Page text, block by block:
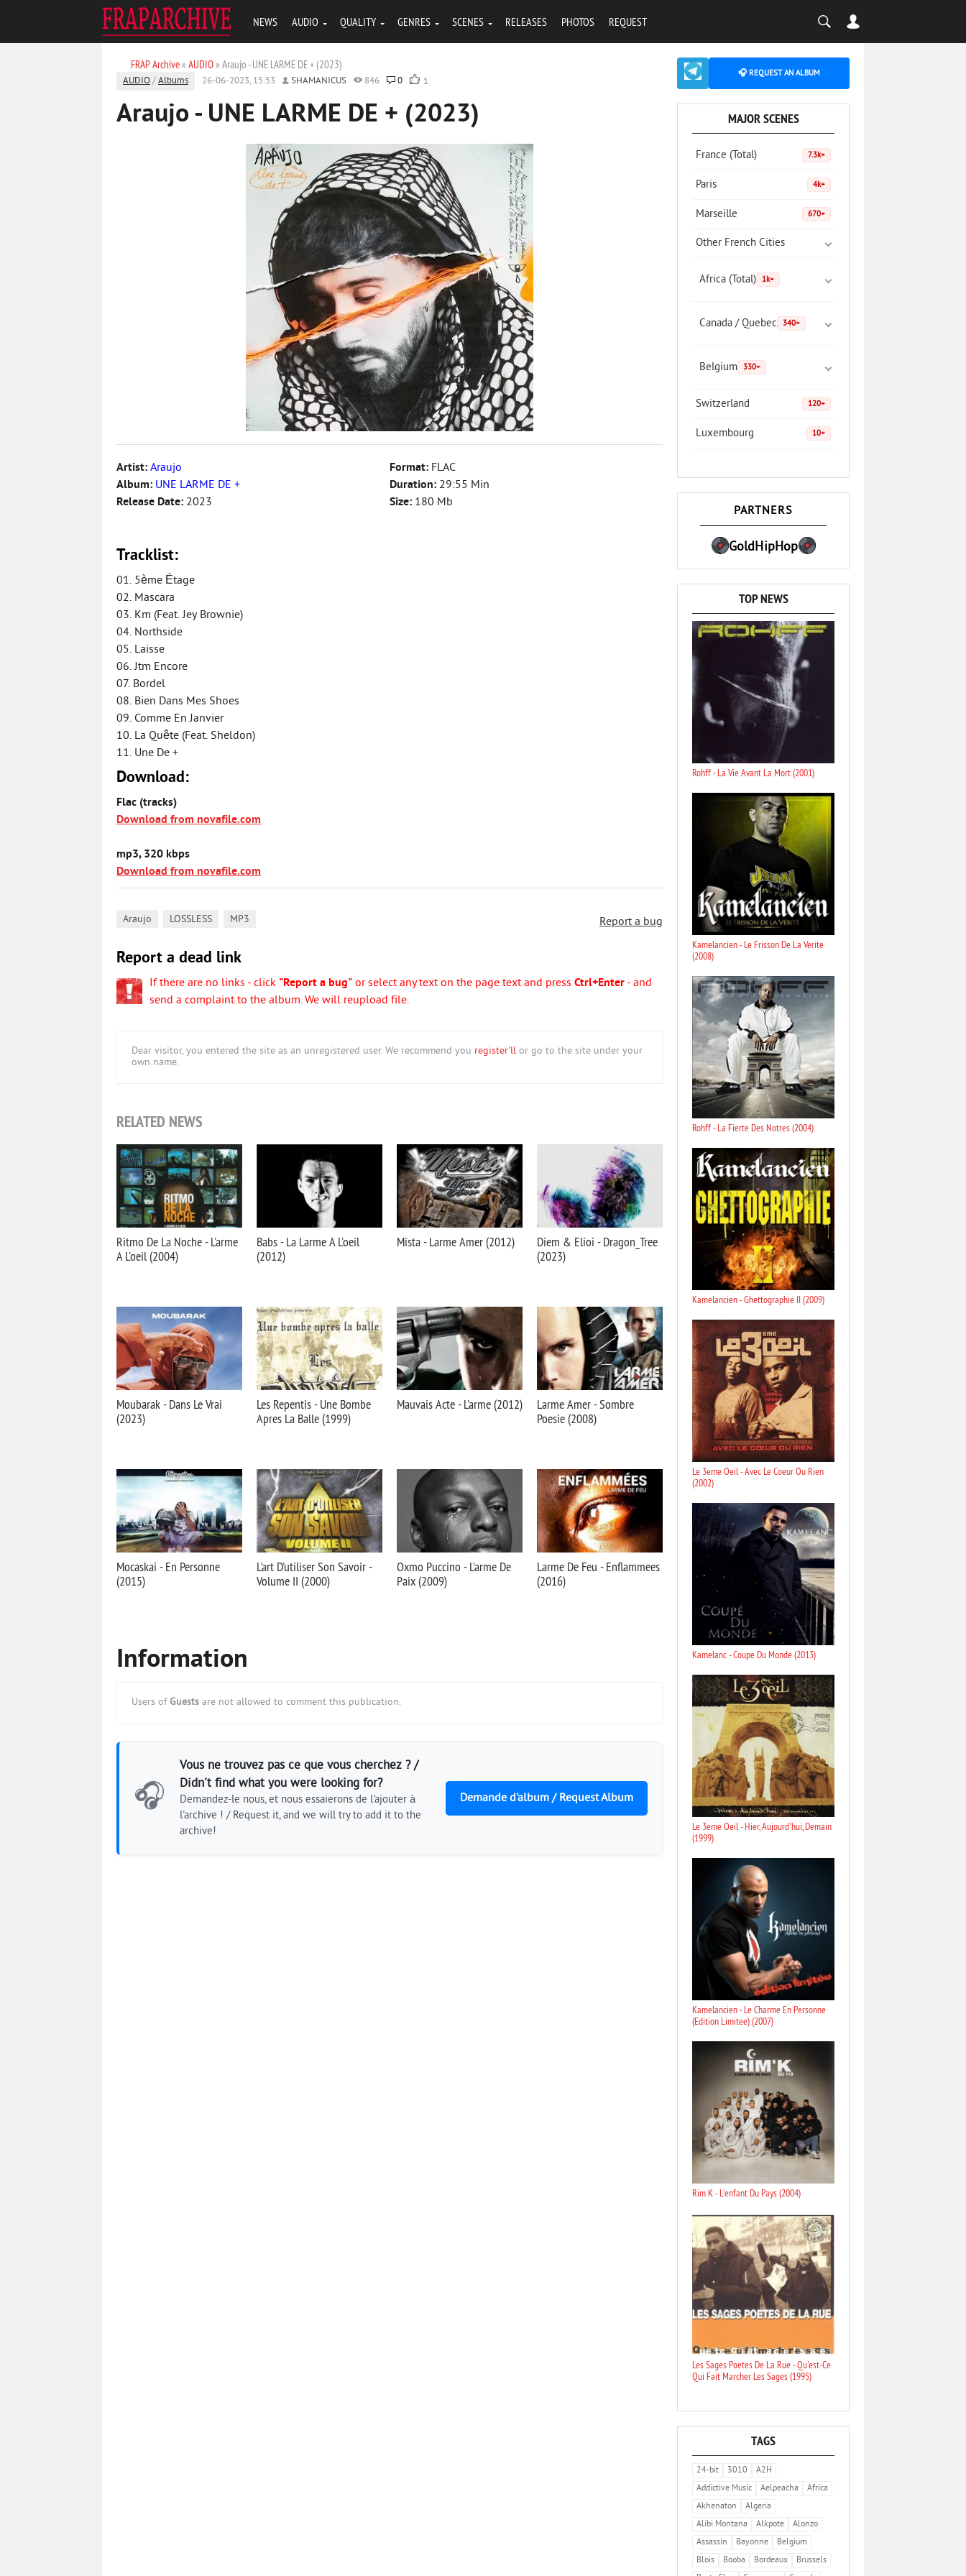
NEWS AUDIO QUALITY GENRES SCENES RELEASES PHOTOS REQUEST
FRAP Archive» AUDIO» Araujo - UNE LARME DE + (2023)
AUDIO /Albums 26-06-2023, 15:53 SHAMANICUS 846 0 1
Araujo - UNE LARME DE + (2023)
Artist: Araujo
Album: UNE LARME DE +
Release Date: 2023
Format: FLAC
Duration: 29:55 Min
Size: 180 Mb
Tracklist:
01. 5ème Étage
02. Mascara
03. Km (Feat. Jey Brownie)
04. Northside
05. Laisse
06. Jtm Encore
07. Bordel
08. Bien Dans Mes Shoes
09. Comme En Janvier
10. La Quête (Feat. Sheldon)
11. Une De +
Download:
Flac (tracks)
Download from novafile.com
mp3, 320 kbps
Download from novafile.com
Report a bug
Araujo LOSSLESS MP3
Report a dead link
If there are no links - click "Report a bug" or select any text on the page text and press Ctrl+Enter - and
send a complaint to the album. We will reupload file.
Dear visitor, you entered the site as an unregistered user. We recommend you register'll or go to the site under your
own name.
RELATED NEWS
Ritmo De La Noche - L'arme
A L'oeil (2004)
Babs - La Larme A L'oeil
(2012)
Mista - Larme Amer (2012)
Diem & Elioi - Dragon_Tree
(2023)
Moubarak - Dans Le Vrai
(2023)
Les Repentis‎ - Une Bombe
Apres La Balle (1999)
Mauvais Acte - L'arme (2012)
Larme Amer - Sombre
Poesie (2008)
Mocaskai - En Personne
(2015)
L'art D'utiliser Son Savoir -
Volume II (2000)
Oxmo Puccino - L'arme De
Paix (2009)
Larme De Feu - Enflammees
(2016)
Information
Users of Guests are not allowed to comment this publication.
🎧
Vous ne trouvez pas ce que vous cherchez ? /
Didn't find what you were looking for?
Demandez-le nous, et nous essaierons de l'ajouter à
l'archive ! / Request it, and we will try to add it to the
archive!
Demande d'album / Request Album
🎧 REQUEST AN ALBUM
MAJOR SCENES
France (Total) 7.3k+
Paris 4k+
Marseille 670+
Other French Cities
Africa (Total) 1k+
Canada / Quebec 340+
Belgium 330+
Switzerland 120+
Luxembourg 10+
PARTNERS
GoldHipHop
TOP NEWS
Rohff - La Vie Avant La Mort (2001)
Kamelancien - Le Frisson De La Verite
(2008)
Rohff - La Fierte Des Notres (2004)
Kamelancien - Ghettographie II (2009)
Le 3eme Oeil - Avec Le Coeur Ou Rien
(2002)
Kamelanc - Coupe Du Monde (2013)
Le 3eme Oeil - Hier, Aujourd'hui, Demain
(1999)
Kamelancien - Le Charme En Personne
(Edition Limitee) (2007)
Rim K - L'enfant Du Pays (2004)
Les Sages Poetes De La Rue - Qu'est-Ce
Qui Fait Marcher Les Sages (1995)
TAGS
24-bit 3010
A2H
Addictive Music
Aelpeacha
Africa
Akhenaton
Algeria
Alibi Montana
Alkpote
Alonzo
Assassin
Bayonne
Belgium
Blois
Booba Bordeaux
Brussels